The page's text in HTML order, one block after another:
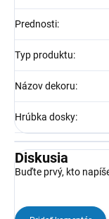
Prednosti:
Typ produktu:
Názov dekoru:
Hrúbka dosky:
Diskusia
Buďte prvý, kto